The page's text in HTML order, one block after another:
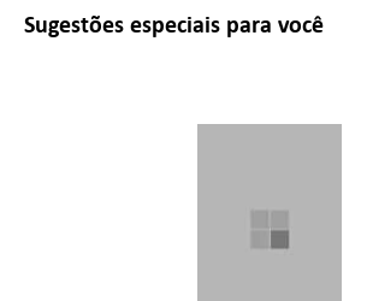
Sugestões especiais para você